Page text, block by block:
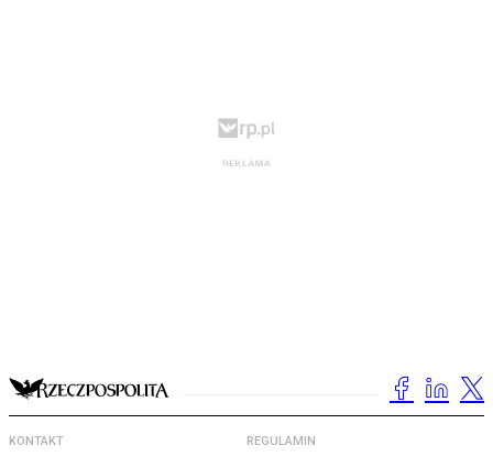
KONTAKT REGULAMIN